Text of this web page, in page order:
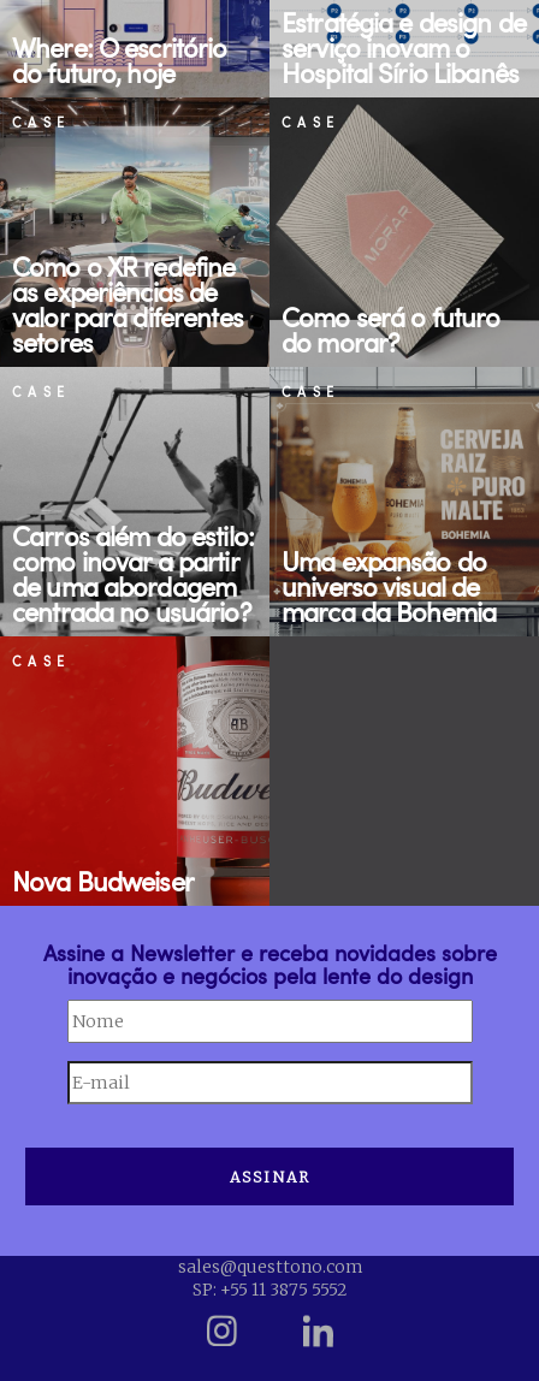
Where: O escritório
do futuro, hoje
Estratégia e design de
serviço inovam o
Hospital Sírio Libanês
CASE
Como o XR redefine
as experiências de
valor para diferentes
setores
CASE
Como será o futuro
do morar?
CASE
Carros além do estilo:
como inovar a partir
de uma abordagem
centrada no usuário?
CASE
Uma expansão do
universo visual de
marca da Bohemia
CASE
Nova Budweiser
Assine a Newsletter e receba novidades sobre
inovação e negócios pela lente do design
sales@questtono.com
SP: +55 11 3875 5552